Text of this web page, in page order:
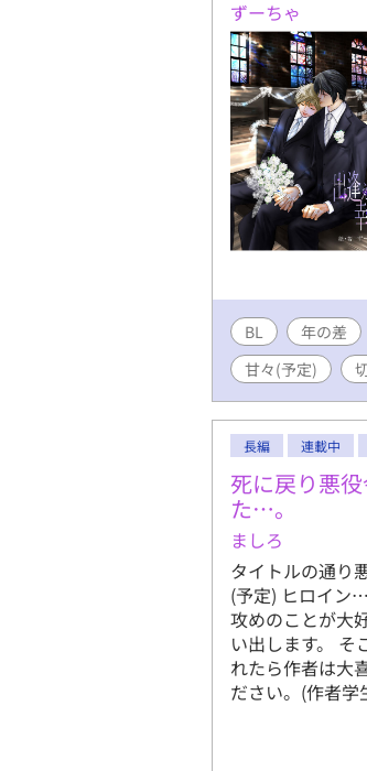
ずーちゃ
BL 年の差
甘々(予定)
長編 連載中
死に戻り悪
た…。
ましろ
タイトルの通り
(予定) ヒロイン
攻めのことが大
い出します。 そ
れたら作者は大
ださい。(作者